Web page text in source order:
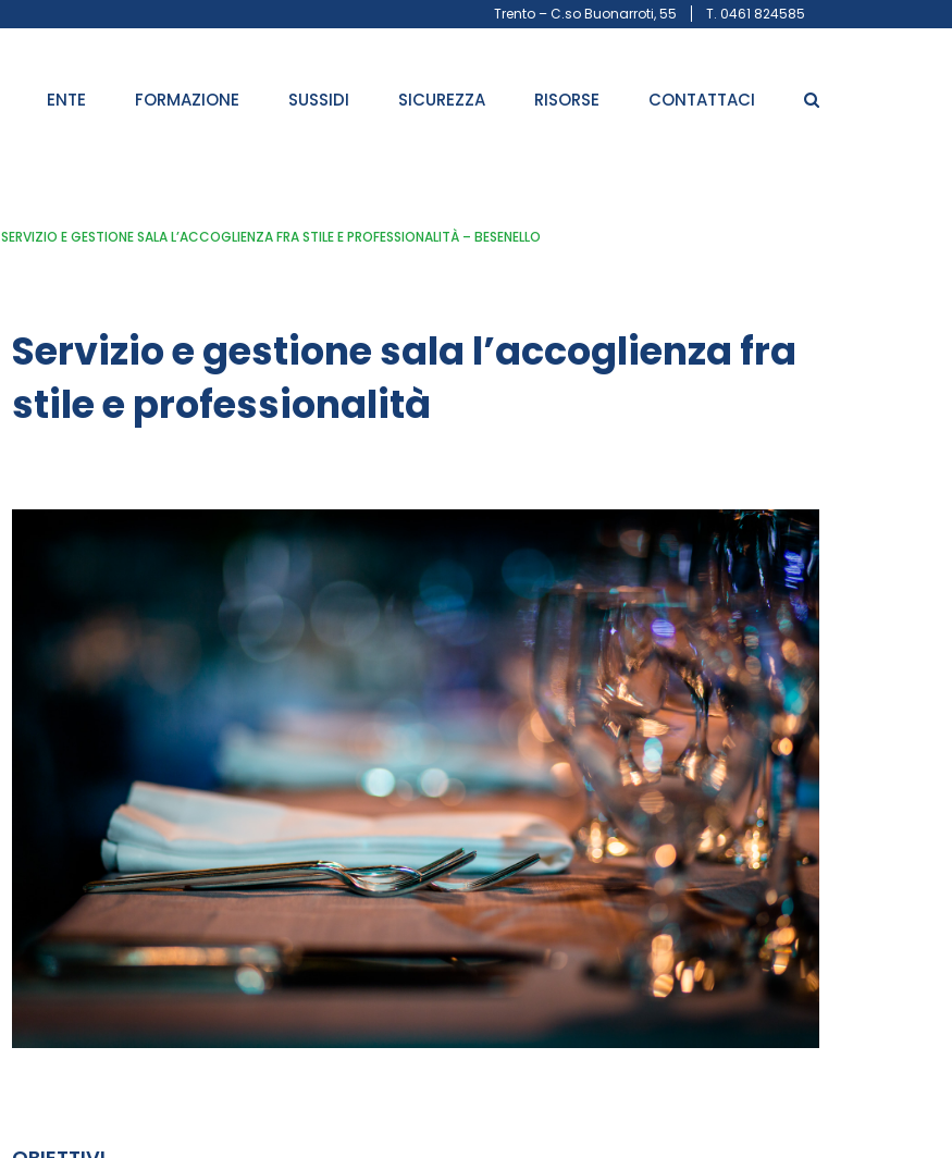
Trento – C.so Buonarroti, 55 T. 0461 824585
ENTE FORMAZIONE SUSSIDI SICUREZZA RISORSE CONTATTACI
SERVIZIO E GESTIONE SALA L’ACCOGLIENZA FRA STILE E PROFESSIONALITÀ – BESENELLO
Servizio e gestione sala l’accoglienza fra
stile e professionalità